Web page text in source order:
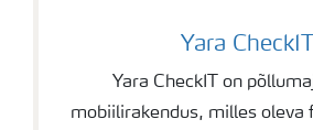
Yara CheckIT
Yara CheckIT on
mobiilirakendus, milles oleva